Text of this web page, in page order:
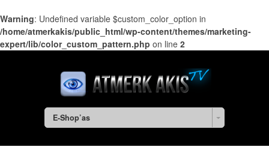
Warning: Undefined variable $custom_color_option in
/home/atmerkakis/public_html/wp-content/themes/marketing-
expert/lib/color_custom_pattern.php on line 2
E-Shop’as